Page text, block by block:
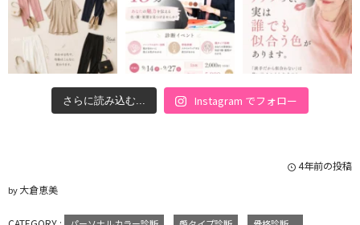
さらに読み込む... Instagram でフォロー
4年前の投稿
by大倉恵美